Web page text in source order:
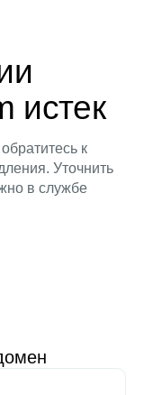
истек
к
Уточнить
в службе